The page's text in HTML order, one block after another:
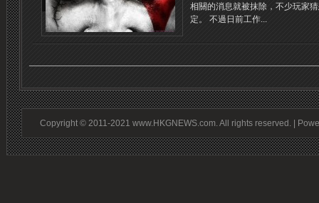
相關的消息就被抹除，不少玩家
定。 不過日前工作...
Copyright © 2011-2021 www.HKGNEWS.com. All rights reserved. |